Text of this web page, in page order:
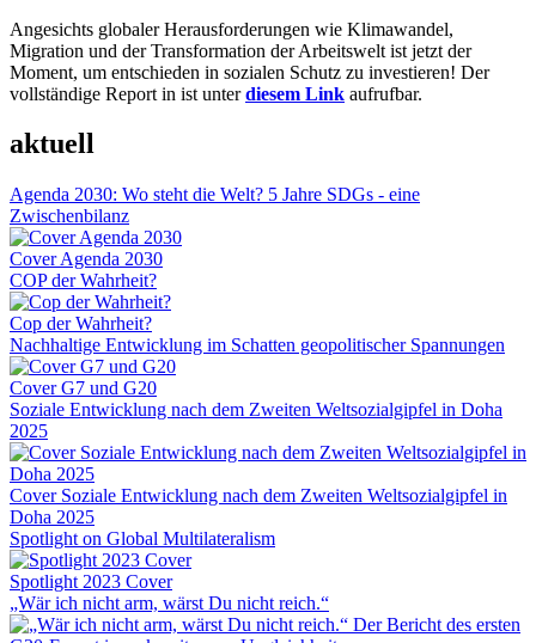
Angesichts globaler Herausforderungen wie Klimawandel,
Migration und der Transformation der Arbeitswelt ist jetzt der
Moment, um entschieden in sozialen Schutz zu investieren! Der
vollständige Report in ist unter diesem Link aufrufbar.
aktuell
Agenda 2030: Wo steht die Welt? 5 Jahre SDGs - eine
Zwischenbilanz
Cover Agenda 2030
COP der Wahrheit?
Cop der Wahrheit?
Nachhaltige Entwicklung im Schatten geopolitischer Spannungen
Cover G7 und G20
Soziale Entwicklung nach dem Zweiten Weltsozialgipfel in Doha
2025
Cover Soziale Entwicklung nach dem Zweiten Weltsozialgipfel in
Doha 2025
Spotlight on Global Multilateralism
Spotlight 2023 Cover
„Wär ich nicht arm, wärst Du nicht reich.“